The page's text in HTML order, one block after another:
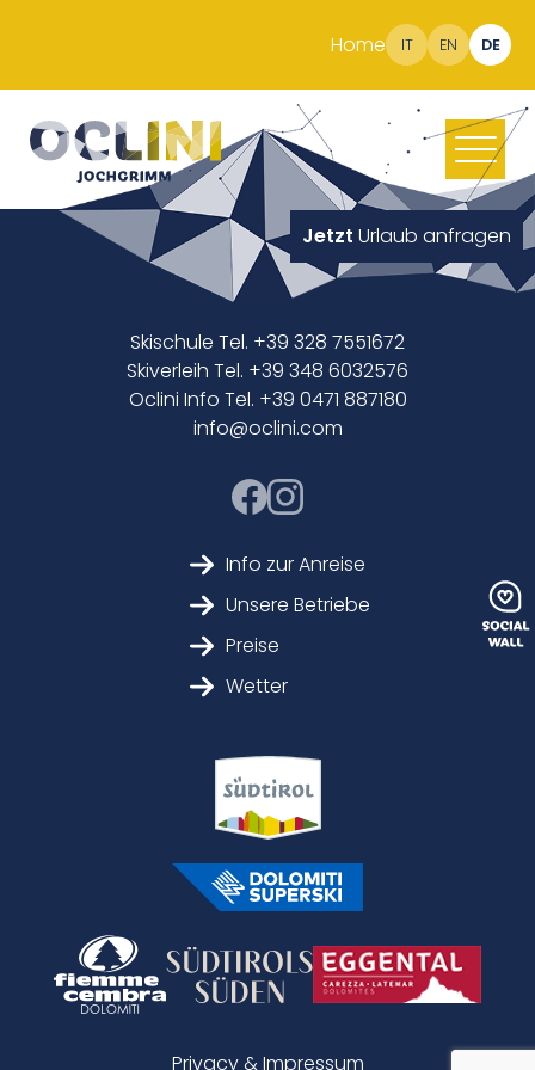
Home IT EN DE
Jetzt Urlaub anfragen
Skischule Tel. +39 328 7551672
Skiverleih Tel. +39 348 6032576
Oclini Info Tel. +39 0471 887180
info@oclini.com
Info zur Anreise
Unsere Betriebe
Preise
Wetter
Privacy & Impressum